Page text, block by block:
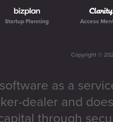
Startup Planning Access
Copyright ©
as a
dealer and
through